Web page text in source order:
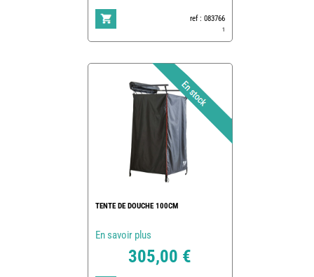
ref : 083766
1
TENTE DE DOUCHE 100CM
En savoir plus
305,00 €